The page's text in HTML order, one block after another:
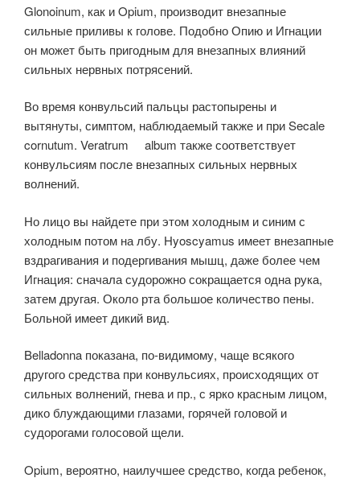
Glonoinum, как и Opium, производит внезапные
сильные приливы к голове. Подобно Опию и Игнации
он может быть пригодным для внезапных влияний
сильных нервных потрясений.
Во время конвульсий пальцы растопырены и
вытянуты, симптом, наблюдаемый также и при Secale
cornutum. Veratrum album также соответствует
конвульсиям после внезапных сильных нервных
волнений.
Но лицо вы найдете при этом холодным и синим с
холодным потом на лбу. Hyoscyamus имеет внезапные
вздрагивания и подергивания мышц, даже более чем
Игнация: сначала судорожно сокращается одна рука,
затем другая. Около рта большое количество пены.
Больной имеет дикий вид.
Belladonna показана, по-видимому, чаще всякого
другого средства при конвульсиях, происходящих от
сильных волнений, гнева и пр., с ярко красным лицом,
дико блуждающими глазами, горячей головой и
судорогами голосовой щели.
Opium, вероятно, наилучшее средство, когда ребенок,